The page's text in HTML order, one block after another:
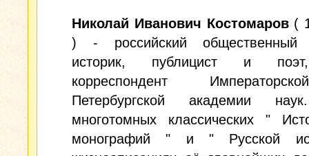
Николай Иванович Костомаров(
) - российский общественный
историк, публицист и
корреспондент
Петербургской академии
многотомных классических "
монографий " и " Русской